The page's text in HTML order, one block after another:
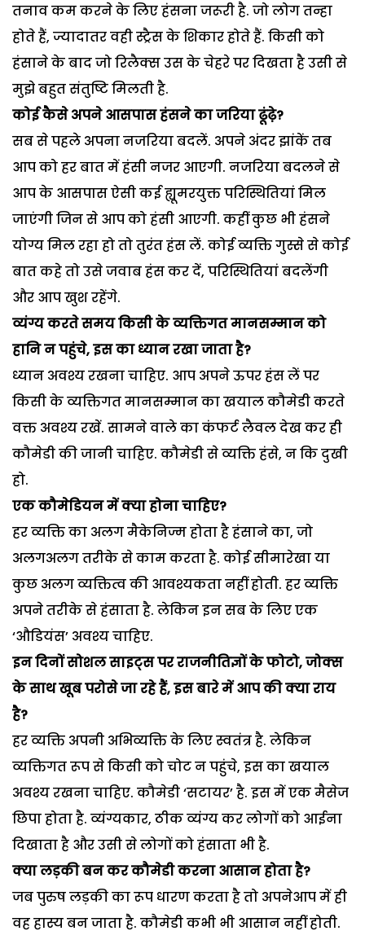
तनाव कम करने के लिए हंसना जरूरी है. जो लोग तन्हा
होते हैं, ज्यादातर वही स्ट्रैस के शिकार होते हैं. किसी को
हंसाने के बाद जो रिलैक्स उस के चेहरे पर दिखता है उसी से
मुझे बहुत संतुष्टि मिलती है.
कोई कैसे अपने आसपास हंसने का जरिया ढूंढे़?
सब से पहले अपना नजरिया बदलें. अपने अंदर झांकें तब
आप को हर बात में हंसी नजर आएगी. नजरिया बदलने से
आप के आसपास ऐसी कई ह्यूमरयुक्त परिस्थितियां मिल
जाएंगी जिन से आप को हंसी आएगी. कहीं कुछ भी हंसने
योग्य मिल रहा हो तो तुरंत हंस लें. कोई व्यक्ति गुस्से से कोई
बात कहे तो उसे जवाब हंस कर दें, परिस्थितियां बदलेंगी
और आप खुश रहेंगे.
व्यंग्य करते समय किसी के व्यक्तिगत मानसम्मान को
हानि न पहुंचे, इस का ध्यान रखा जाता है?
ध्यान अवश्य रखना चाहिए. आप अपने ऊपर हंस लें पर
किसी के व्यक्तिगत मानसम्मान का खयाल कौमेडी करते
वक्त अवश्य रखें. सामने वाले का कंफर्ट लैवल देख कर ही
कौमेडी की जानी चाहिए. कौमेडी से व्यक्ति हंसे, न कि दुखी
हो.
एक कौमेडियन में क्या होना चाहिए?
हर व्यक्ति का अलग मैकेनिज्म होता है हंसाने का, जो
अलगअलग तरीके से काम करता है. कोई सीमारेखा या
कुछ अलग व्यक्तित्व की आवश्यकता नहीं होती. हर व्यक्ति
अपने तरीके से हंसाता है. लेकिन इन सब के लिए एक
‘औडियंस’ अवश्य चाहिए.
इन दिनों सोशल साइट्स पर राजनीतिज्ञों के फोटो, जोक्स
के साथ खूब परोसे जा रहे हैं, इस बारे में आप की क्या राय
है?
हर व्यक्ति अपनी अभिव्यक्ति के लिए स्वतंत्र है. लेकिन
व्यक्तिगत रूप से किसी को चोट न पहुंचे, इस का खयाल
अवश्य रखना चाहिए. कौमेडी ‘सटायर’ है. इस में एक मैसेज
छिपा होता है. व्यंग्यकार, ठीक व्यंग्य कर लोगों को आईना
दिखाता है और उसी से लोगों को हंसाता भी है.
क्या लड़की बन कर कौमेडी करना आसान होता है?
जब पुरुष लड़की का रूप धारण करता है तो अपनेआप में ही
वह हास्य बन जाता है. कौमेडी कभी भी आसान नहीं होती.